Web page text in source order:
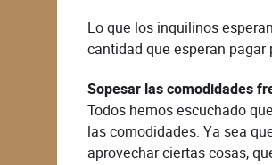
Lo que los inquilinos
cantidad que esperan pagar
Sopesar las comodidades
Todos hemos escuchado
las comodidades. Ya sea
aprovechar ciertas cosas,